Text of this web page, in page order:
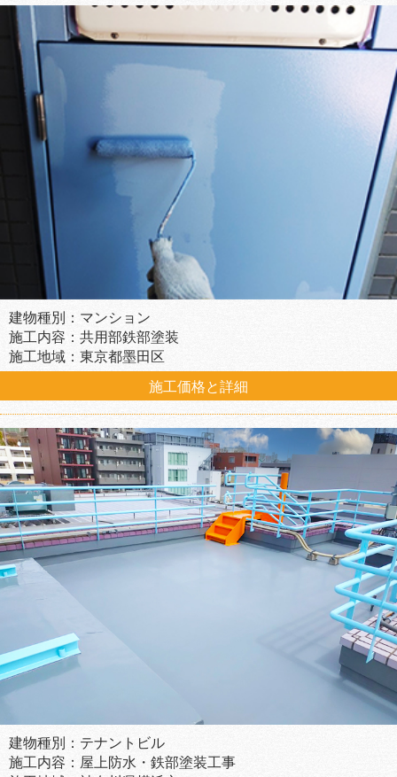
建物種別：マンション
施工内容：共用部鉄部塗装
施工地域：東京都墨田区
施工価格と詳細
建物種別：テナントビル
施工内容：屋上防水・鉄部塗装工事